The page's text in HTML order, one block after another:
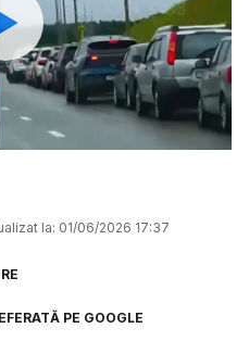
Watch
la: 01/06/2026 17:37
PE GOOGLE